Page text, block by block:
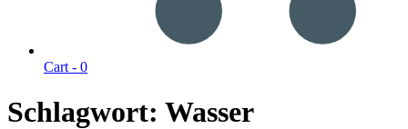
Cart - 0
Schlagwort: Wasser